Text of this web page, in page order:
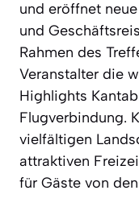
und eröffnet
und
Rahmen des
Veranstalter die
Highlights
Flugverbindung.
vielfältigen
attraktiven
für Gäste von